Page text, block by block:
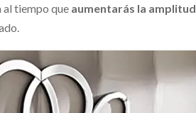
al tiempo que aumentarás la amplitud